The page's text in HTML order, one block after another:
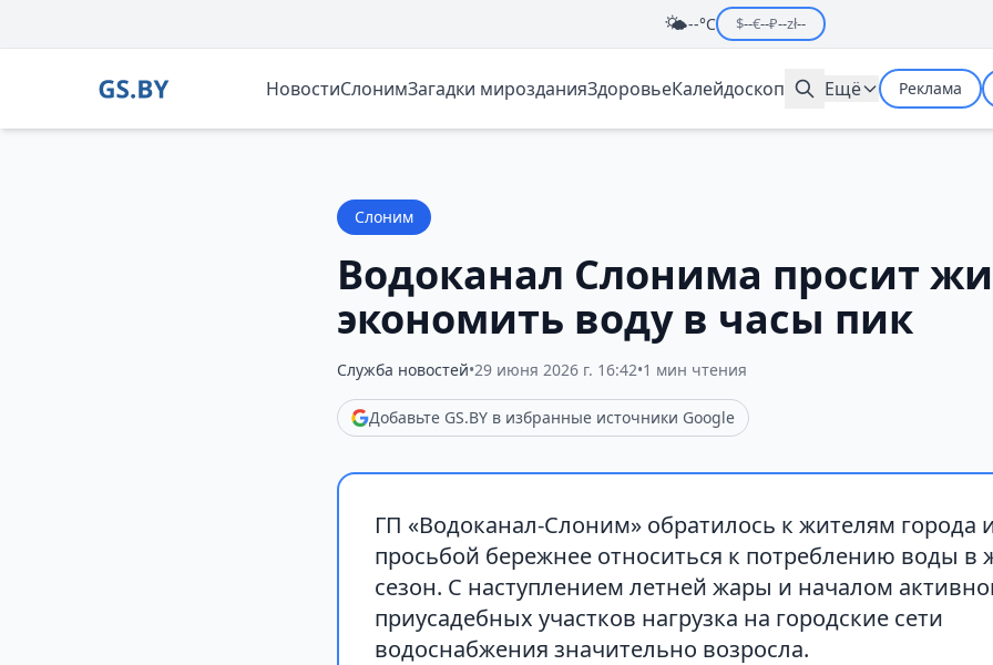
🌤️--°C $--€--₽--zł--
НовостиСлонимЗагадки мирозданияЗдоровьеКалейдоскоп Ещё Реклама
Слоним
Водоканал Слонима просит
экономить воду в часы пик
Служба новостей•29 июня 2026 г. 16:42•1 мин чтения
Добавьте GS.BY в избранные источники Google
ГП «Водоканал-Слоним» обратилось к жителям города
просьбой бережнее относиться к потреблению воды в
сезон. С наступлением летней жары и началом
приусадебных участков нагрузка на городские сети
водоснабжения значительно возросла.